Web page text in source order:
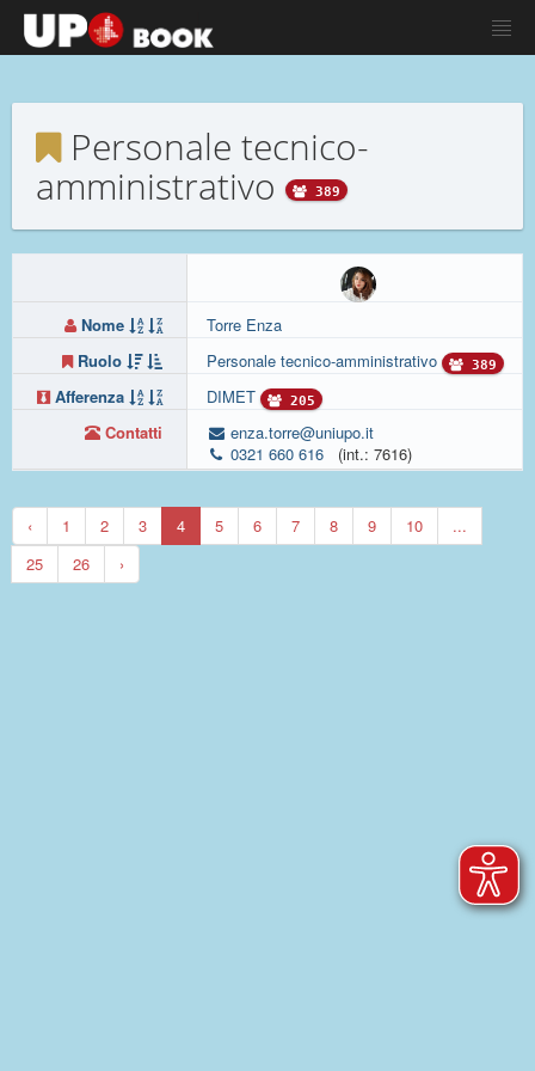
Personale tecnico-
amministrativo
389
Nome
Ruolo
Afferenza
Contatti
Torre Enza
Personale tecnico-amministrativo
389
DIMET 205
enza.torre@uniupo.it
0321 660 616
(int.: 7616)
‹ 1 2 3 4 5 6 7 8 9 10
...
25
26 ›